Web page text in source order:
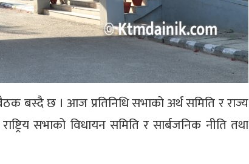
बस्दै छ । आज प्रतिनिधि सभाको अर्थ समिति र राज्य
सभाको विधायन समिति र सार्बजनिक नीति तथा